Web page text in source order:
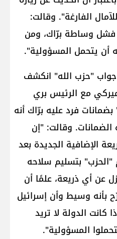
الفارغة". وقالت:
فشل وساطة برّاك، ومن
يتحمل المسؤولية".
"حزب الله" انكشف
مع الرئيس بري
فرد عليه برّاك أنه
وقالت: "إن
الإضافية الجديدة بعد
بتسليم سلاحه
عن أي ذريعة، علمًا أن
بأنه وسيط وأن إسرائيل
كانت الدولة لا تريد
المسؤولية".